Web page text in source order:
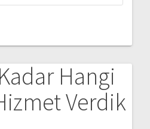
Hangi
Verdik